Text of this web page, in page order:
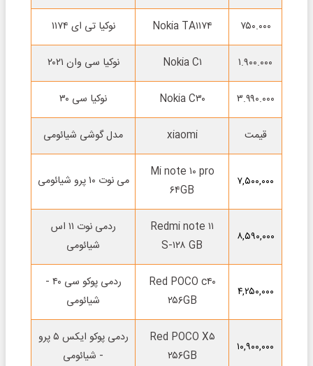
۷۵۰.۰۰۰ Nokia TA۱۱۷۴ نوکیا تی ای ۱۱۷۴
۱.۹۰۰.۰۰۰ Nokia C۱ نوکیا سی وان ۲۰۲۱
۳.۹۹۰.۰۰۰ Nokia C۳۰ نوکیا سی ۳۰
قیمت xiaomi مدل گوشی شیائومی
۷,۵۰۰,۰۰۰
Mi note ۱۰ pro
۶۴GB
می نوت ۱۰ پرو شیائومی
۸,۵۹۰,۰۰۰
Redmi note ۱۱
S-۱۲۸ GB
ردمی نوت ۱۱ اس
شیائومی
۴,۲۵۰,۰۰۰
Red POCO c۴۰
۲۵۶GB
ردمی پوکو سی ۴۰ -
شیائومی
۱۰,۹۰۰,۰۰۰
Red POCO X۵
۲۵۶GB
ردمی پوکو ایکس ۵ پرو
- شیائومی